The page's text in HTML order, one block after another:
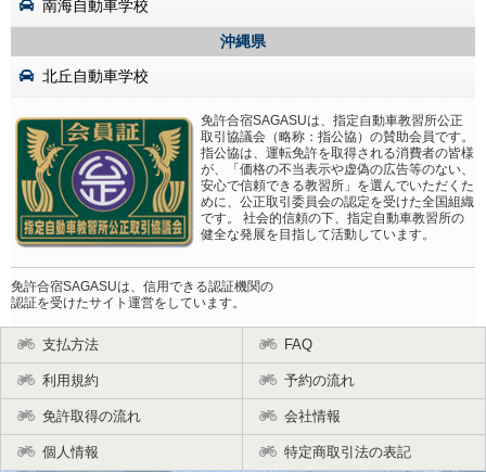
南海自動車学校
沖縄県
北丘自動車学校
免許合宿SAGASUは、指定自動車教習所公正
取引協議会（略称：指公協）の賛助会員です。
指公協は、運転免許を取得される消費者の皆様
が、「価格の不当表示や虚偽の広告等のない、
安心で信頼できる教習所」を選んでいただくた
めに、公正取引委員会の認定を受けた全国組織
です。 社会的信頼の下、指定自動車教習所の
健全な発展を目指して活動しています。
免許合宿SAGASUは、信用できる認証機関の
認証を受けたサイト運営をしています。
支払方法 FAQ
利用規約 予約の流れ
免許取得の流れ 会社情報
個人情報 特定商取引法の表記